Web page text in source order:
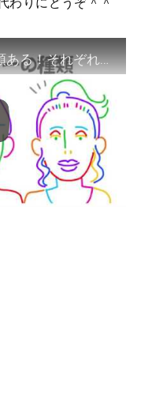
わりにどうぞ＾＾
イラストレーターには3種類ある！それぞれ詳しく解説します！